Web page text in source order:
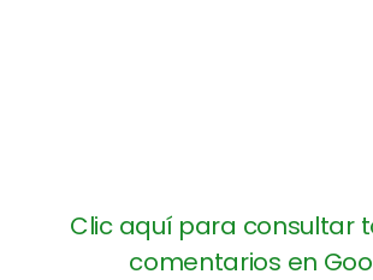
Clic aquí para consultar
comentarios en